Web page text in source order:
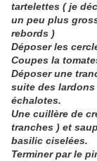
tartelettes ( je
un peu plus
rebords )
Déposer les
Coupes la
Déposer une
suite des
échalotes.
Une cuillère de
tranches ) et
basilic ciselées.
Terminer par le